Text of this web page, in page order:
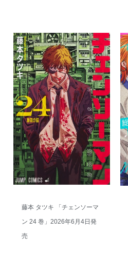
藤本 タツキ 「チェンソーマ
ン 24 巻」2026年6月4日発
売